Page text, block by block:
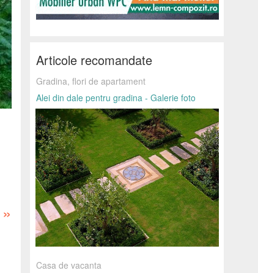
»
Articole recomandate
Gradina, flori de apartament
Alei din dale pentru gradina - Galerie foto
Casa de vacanta